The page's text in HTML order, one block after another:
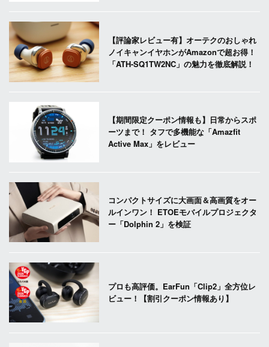
【評論家レビュー有】オーテクのおしゃれ
ノイキャンイヤホンがAmazonで超お得！
「ATH-SQ1TW2NC」の魅力を徹底解説！
【期間限定クーポン情報も】日常からスポ
ーツまで！ タフで多機能な「Amazfit
Active Max」をレビュー
コンパクトサイズに大画面＆高画質をオー
ルインワン！ ETOEモバイルプロジェクタ
ー「Dolphin 2」を検証
プロも高評価。EarFun「Clip2」全方位レ
ビュー！【割引クーポン情報あり】